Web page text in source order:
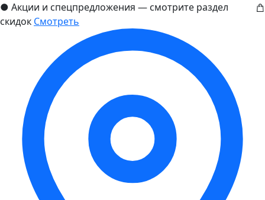
● Акции и спецпредложения — смотрите раздел
скидок Смотреть